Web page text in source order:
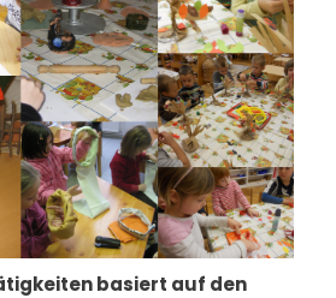
basiert auf den